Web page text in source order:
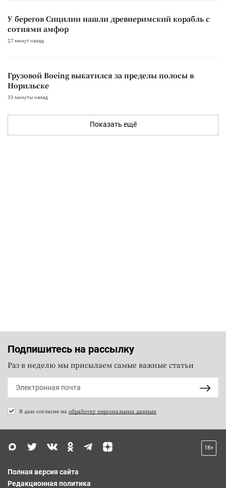
У берегов Сицилии нашли древнеримский корабль с
сотнями амфор
27 минут назад
Грузовой Boeing выкатился за пределы полосы в
Норильске
33 минуты назад
Показать ещё
Подпишитесь на рассылку
Раз в неделю мы присылаем самые важные статьи
Я даю согласие на обработку персональных данных
18+
Полная версия сайта
Редакционная политика